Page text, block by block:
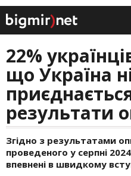
22%
що Україна
результати
Згідно з результатами
проведеного у серпні
впевнені в швидкому